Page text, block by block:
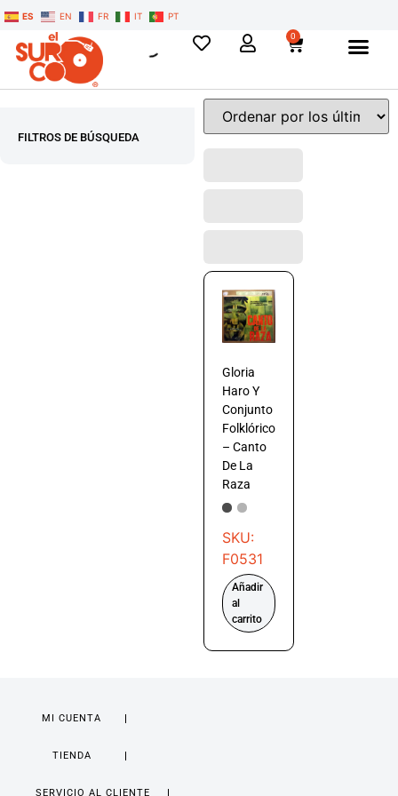
ES EN FR IT PT
0
FILTROS DE BÚSQUEDA
Gloria
Haro Y
Conjunto
Folklórico
– Canto
De La
Raza
SKU:
F0531
Añadir
al
carrito
MI CUENTA
TIENDA
SERVICIO AL CLIENTE